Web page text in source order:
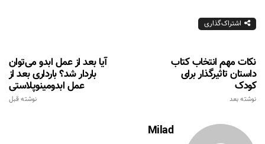
اشتراک‌گذاری
آیا بعد از عمل ابدو می‌توان
باردار شد؟ بارداری بعد از
عمل ابدومینوپلاستی
نوشته قبل
نکات مهم انتخاب کتاب
داستان تاثیرگذار برای
کودک
نوشته بعد
Milad